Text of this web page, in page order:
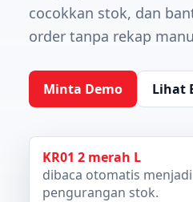
cocokkan stok, dan
order tanpa rekap
Minta Demo Lihat
KR01 2 merah L
dibaca otomatis
pengurangan stok.